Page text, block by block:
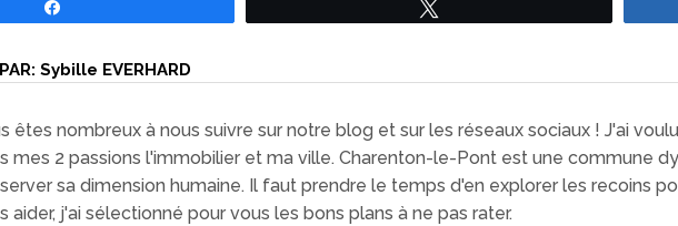
Sybille EVERHARD
êtes nombreux à nous suivre sur notre blog et sur les réseaux sociaux ! J'ai
mes 2 passions l'immobilier et ma ville. Charenton-le-Pont est une commune
sa dimension humaine. Il faut prendre le temps d'en explorer les recoins
aider, j'ai sélectionné pour vous les bons plans à ne pas rater.